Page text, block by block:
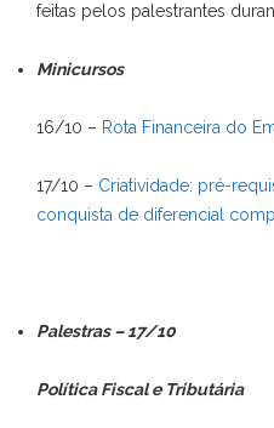
feitas pelos palestrantes
Minicursos
16/10 – Rota Financeira do
17/10 – Criatividade: pré-
conquista de diferencial
Palestras – 17/10
Política Fiscal e Tributária